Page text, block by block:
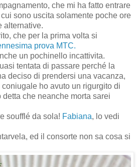
che mi ha fatto entrare
sono uscita solamente poche ore
alternative.
che per la prima volta si
prova MTC.
un pochinello incattivita.
tentata di passare perché la
deciso di prendersi una vacanza,
ho avuto un rigurgito di
che neanche morta sarei
soufflé da sola! Fabiana, lo vedi
ed il consorte non sa cosa si